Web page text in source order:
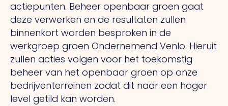
actiepunten. Beheer openbaar groen gaat
deze verwerken en de resultaten zullen
binnenkort worden besproken in de
werkgroep groen Ondernemend Venlo. Hieruit
zullen acties volgen voor het toekomstig
beheer van het openbaar groen op onze
bedrijventerreinen zodat dit naar een hoger
level getild kan worden.